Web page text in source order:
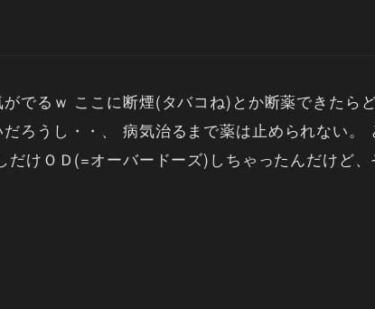
でるｗ ここに断煙(タバコね)とか断薬できたら
ろうし・・、 病気治るまで薬は止められない
けＯＤ(=オーバードーズ)しちゃったんだけど